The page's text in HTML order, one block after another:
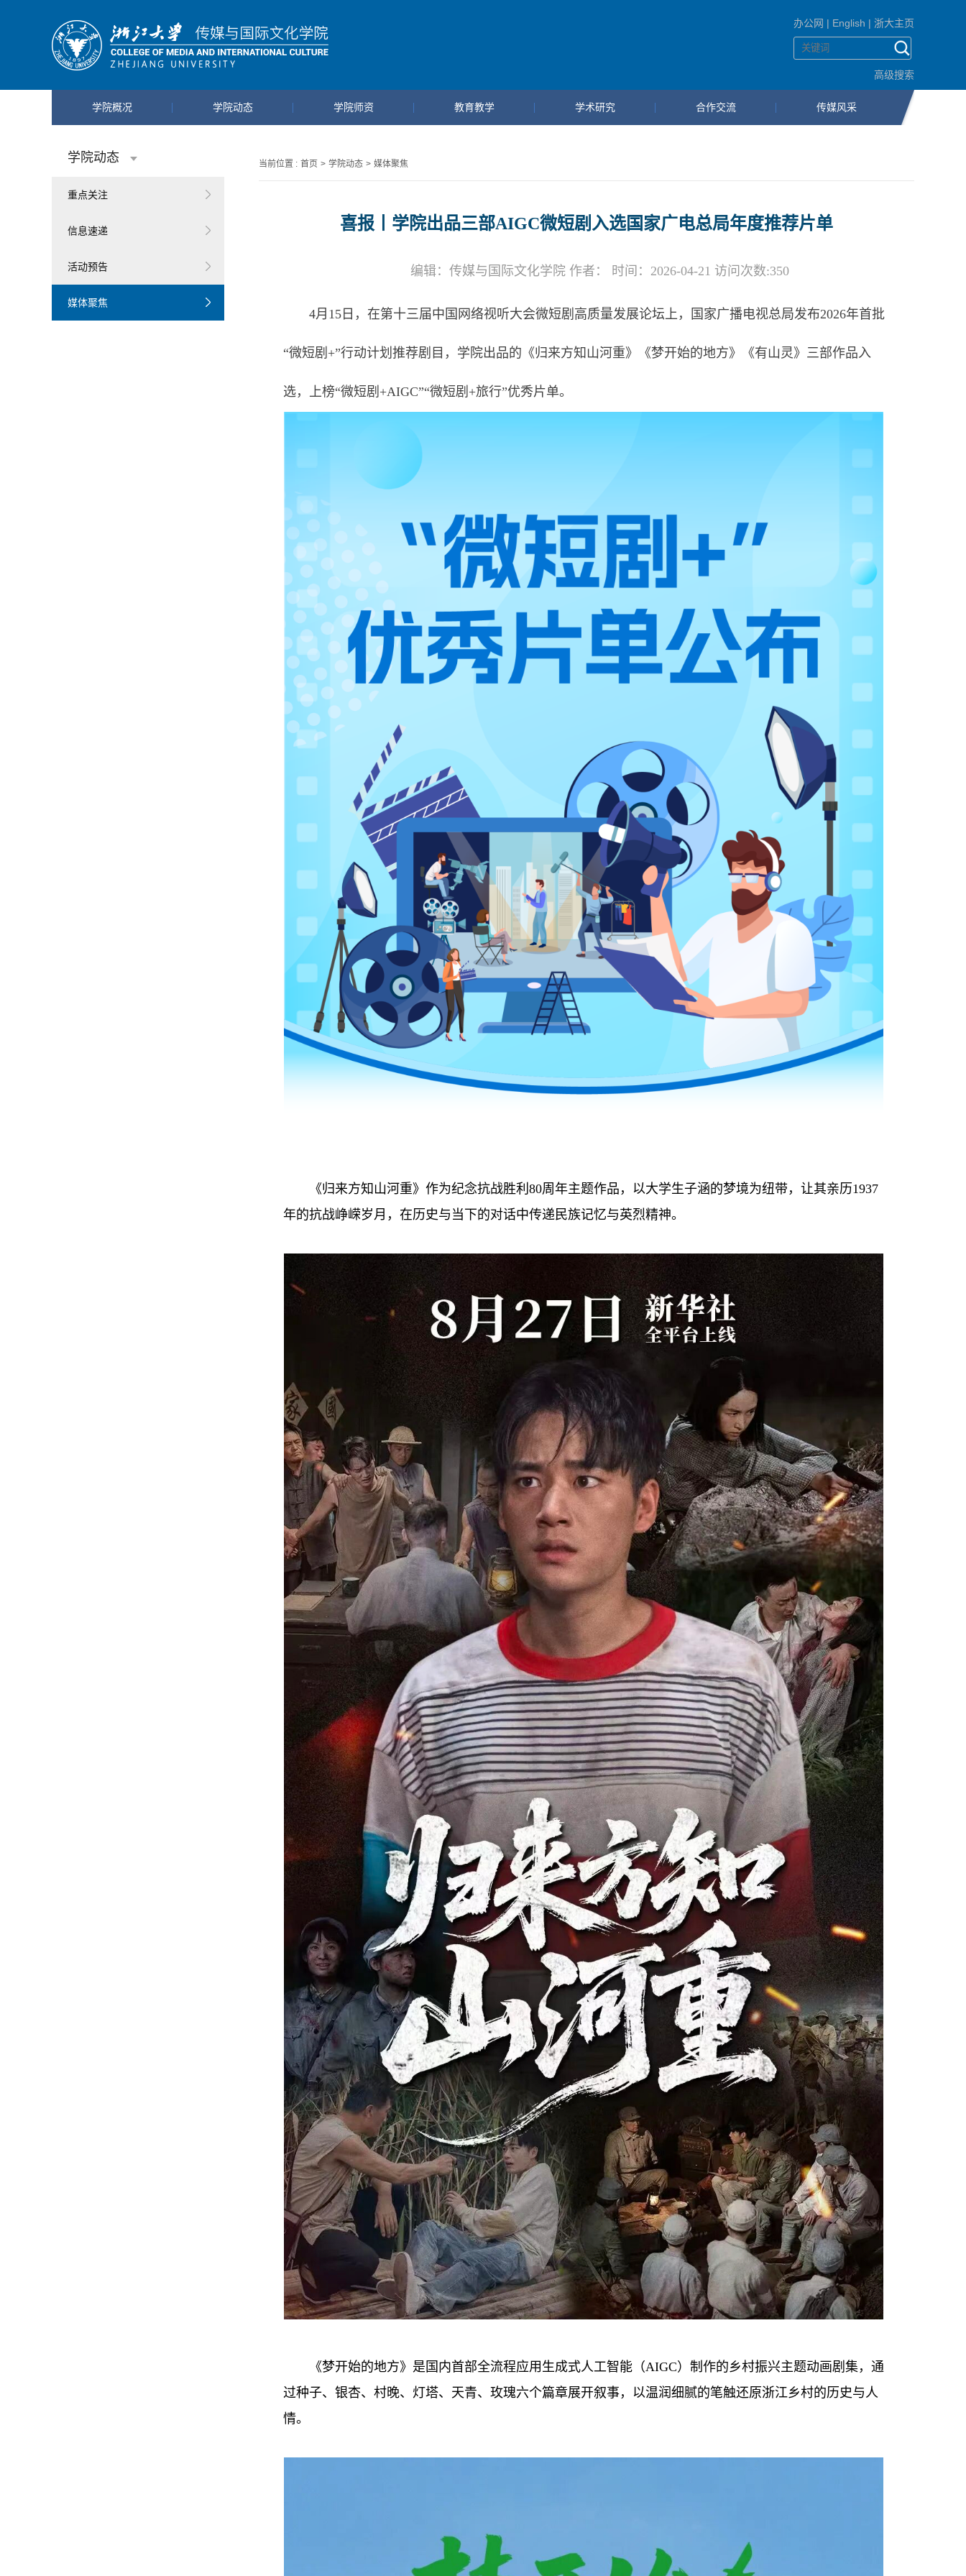
办公网 | English | 浙大主页
高级搜索
学院概况 学院动态 学院师资 教育教学 学术研究 合作交流 传媒风采
学院动态
重点关注
信息速递
活动预告
媒体聚焦
当前位置 : 首页 > 学院动态 > 媒体聚焦
喜报丨学院出品三部AIGC微短剧入选国家广电总局年度推荐片单
编辑：传媒与国际文化学院 作者： 时间：2026-04-21 访问次数:350
4月 15 日，在第十三届中国网络视听大会微短剧高质量发展论坛上，国家广播电视总局发布2026年首批
“微短剧 +”行动计划推荐剧目，学院出品的《归来方知山河重》《梦开始的地方》《有山灵》三部作品入
选，上榜“微短剧 +AIGC”“微短剧 +旅行”优秀片单。
《归来方知山河重》作为纪念抗战胜利 80周年主题作品，以大学生子涵的梦境为纽带，让其亲历1937
年的抗战峥嵘岁月，在历史与当下的对话中传递民族记忆与英烈精神。
《梦开始的地方》是国内首部全流程应用生成式人工智能（AIGC）制作的乡村振兴主题动画剧集，通
过种子、银杏、村晚、灯塔、天青、玫瑰六个篇章展开叙事，以温润细腻的笔触还原浙江乡村的历史与人
情。